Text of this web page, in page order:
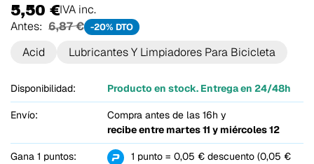
5,50 €IVA inc.
Antes: 6,87 € -20% DTO
Acid Lubricantes Y Limpiadores Para Bicicleta
Disponibilidad: Producto en stock. Entrega en 24/48h
Envío:
Compra antes de las 16h y
recibe entre martes 11 y miércoles 12
Gana 1 puntos:
1 punto = 0,05 € descuento (0,05 €